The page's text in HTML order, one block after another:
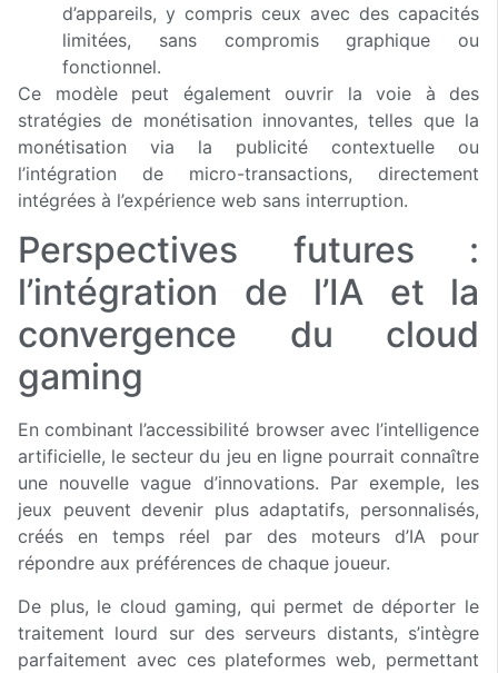
d’appareils, y compris ceux avec des capacités
limitées, sans compromis graphique ou
fonctionnel.
Ce modèle peut également ouvrir la voie à des
stratégies de monétisation innovantes, telles que la
monétisation via la publicité contextuelle ou
l’intégration de micro-transactions, directement
intégrées à l’expérience web sans interruption.
Perspectives futures :
l’intégration de l’IA et la
convergence du cloud
gaming
En combinant l’accessibilité browser avec l’intelligence
artificielle, le secteur du jeu en ligne pourrait connaître
une nouvelle vague d’innovations. Par exemple, les
jeux peuvent devenir plus adaptatifs, personnalisés,
créés en temps réel par des moteurs d’IA pour
répondre aux préférences de chaque joueur.
De plus, le cloud gaming, qui permet de déporter le
traitement lourd sur des serveurs distants, s’intègre
parfaitement avec ces plateformes web, permettant